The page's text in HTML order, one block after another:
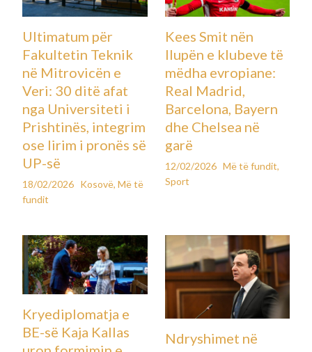
Ultimatum për
Fakultetin Teknik
në Mitrovicën e
Veri: 30 ditë afat
nga Universiteti i
Prishtinës, integrim
ose lirim i pronës së
UP-së
18/02/2026 Kosovë,Më të
fundit
Kees Smit nën
llupën e klubeve të
mëdha evropiane:
Real Madrid,
Barcelona, Bayern
dhe Chelsea në
garë
12/02/2026 Më të fundit,
Sport
Kryediplomatja e
BE-së Kaja Kallas
Ndryshimet në